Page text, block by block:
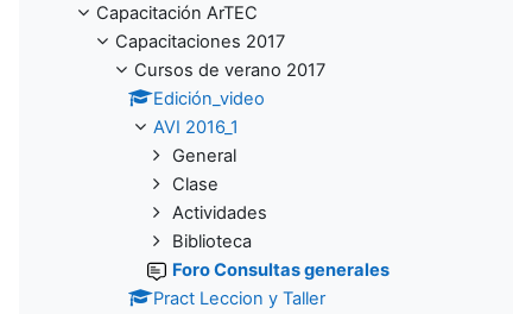
Capacitación ArTEC
Capacitaciones 2017
Cursos de verano 2017
Edición_video
AVI 2016_1
General
Clase
Actividades
Biblioteca
Foro Consultas generales
Pract Leccion y Taller